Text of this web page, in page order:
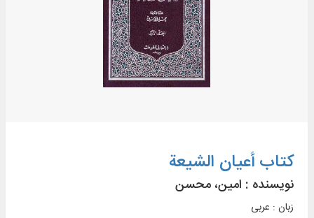
کتاب أعیان الشیعة
نویسنده : امین، محسن
زبان : عربی